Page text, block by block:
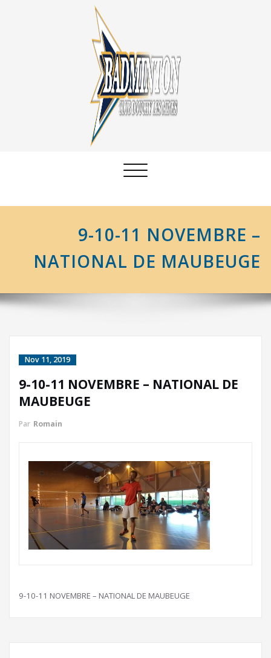
Afficher/masquer
9-10-11 NOVEMBRE –
NATIONAL DE MAUBEUGE
Nov 11, 2019
9-10-11 NOVEMBRE – NATIONAL DE
MAUBEUGE
Par Romain
9-10-11 NOVEMBRE – NATIONAL DE MAUBEUGE